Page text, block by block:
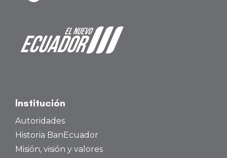
Institución
Autoridades
Historia BanEcuador
Misión, visión y valores